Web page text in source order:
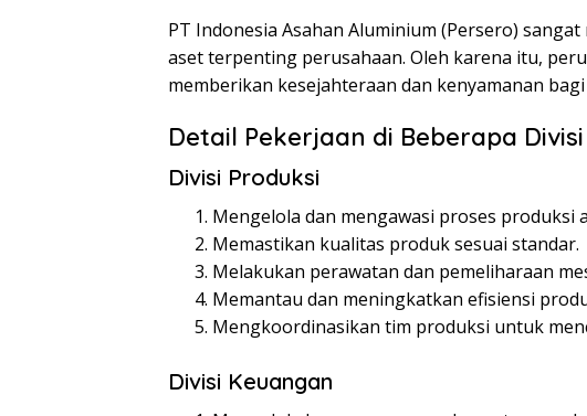
PT Indonesia Asahan Aluminium (Persero)
aset terpenting perusahaan. Oleh karena itu,
memberikan kesejahteraan dan kenyamanan
Detail Pekerjaan di Beberapa Divisi
Divisi Produksi
Mengelola dan mengawasi proses produksi
Memastikan kualitas produk sesuai standar.
Melakukan perawatan dan pemeliharaan
Memantau dan meningkatkan efisiensi
Mengkoordinasikan tim produksi untuk
Divisi Keuangan